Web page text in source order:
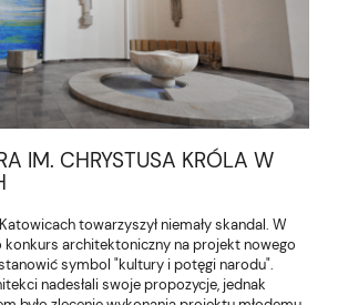
IM. CHRYSTUSA KRÓLA W
towarzyszył niemały skandal. W
konkurs architektoniczny na projekt nowego
symbol "kultury i potęgi narodu".
nadesłali swoje propozycje, jednak